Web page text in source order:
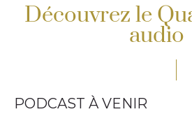
Découvrez le
audio
PODCAST À VENIR